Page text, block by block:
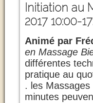
Initiation au
2017 10:00-
Animé par
en Massage
différentes
pratique au
. les Massages
minutes